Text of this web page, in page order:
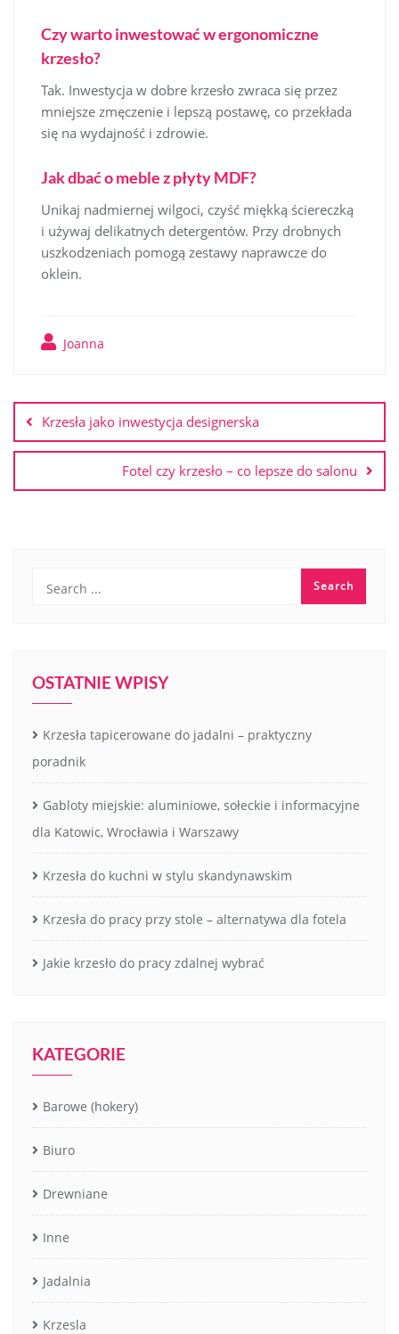
Czy warto inwestować w ergonomiczne
krzesło?
Tak. Inwestycja w dobre krzesło zwraca się przez
mniejsze zmęczenie i lepszą postawę, co przekłada
się na wydajność i zdrowie.
Jak dbać o meble z płyty MDF?
Unikaj nadmiernej wilgoci, czyść miękką ściereczką
i używaj delikatnych detergentów. Przy drobnych
uszkodzeniach pomogą zestawy naprawcze do
oklein.
Joanna
wpisuKrzesła jako inwestycja designerska
Fotel czy krzesło – co lepsze do salonu
OSTATNIE WPISY
Krzesła tapicerowane do jadalni – praktyczny
poradnik
Gabloty miejskie: aluminiowe, sołeckie i informacyjne
dla Katowic, Wrocławia i Warszawy
Krzesła do kuchni w stylu skandynawskim
Krzesła do pracy przy stole – alternatywa dla fotela
Jakie krzesło do pracy zdalnej wybrać
KATEGORIE
Barowe (hokery)
Biuro
Drewniane
Inne
Jadalnia
Krzesla